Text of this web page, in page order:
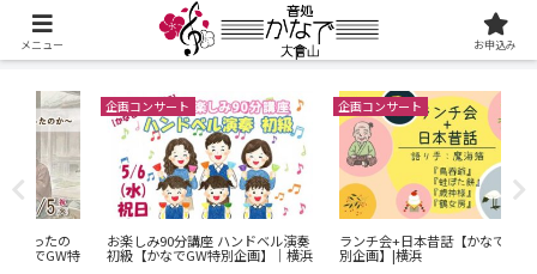
演奏
横浜
企画コンサート
ランチ会+日本昔話【かなでGW特
別企画】|横浜
企画コンサート
『SUPERオープンステージ』【か
なでGW特別企画】|横浜
メニュー お申込み